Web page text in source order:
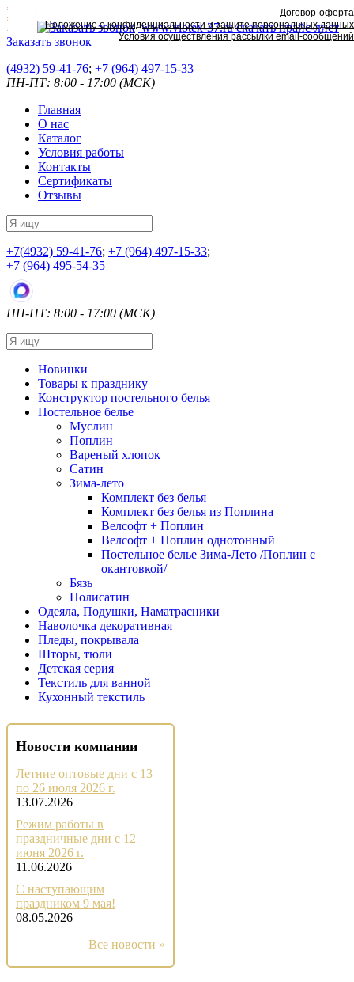
www.viotex-37.ruскачать прайс-лист
Заказать звонок
(4932) 59-41-76; +7 (964) 497-15-33
ПН-ПТ: 8:00 - 17:00 (МСК)
Главная
О нас
Каталог
Условия работы
Контакты
Сертификаты
Отзывы
+7(4932) 59-41-76; +7 (964) 497-15-33;
+7 (964) 495-54-35
ПН-ПТ: 8:00 - 17:00 (МСК)
Новинки
Товары к празднику
Конструктор постельного белья
Постельное белье
Муслин
Поплин
Вареный хлопок
Сатин
Зима-лето
Комплект без белья
Комплект без белья из Поплина
Велсофт + Поплин
Велсофт + Поплин однотонный
Постельное белье Зима-Лето /Поплин с
окантовкой/
Бязь
Полисатин
Одеяла, Подушки, Наматрасники
Наволочка декоративная
Пледы, покрывала
Шторы, тюли
Детская серия
Текстиль для ванной
Кухонный текстиль
Новости компании
Летние оптовые дни с 13
по 26 июля 2026 г.
13.07.2026
Режим работы в
праздничные дни с 12
июня 2026 г.
11.06.2026
С наступающим
праздником 9 мая!
08.05.2026
Все новости »
Договор-оферта
Положение о конфиденциальности и защите персональных данных
Условия осуществления рассылки email-сообщений